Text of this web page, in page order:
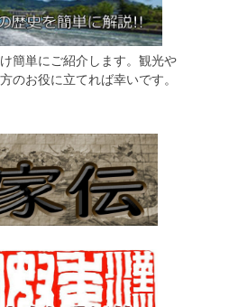
簡単にご紹介します。観光や
のお役に立てれば幸いです。